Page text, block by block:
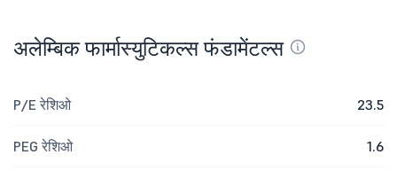
अलेम्बिक फार्मास्युटिकल्स फंडामेंटल्स
P/E रेशिओ 23.5
PEG रेशिओ 1.6